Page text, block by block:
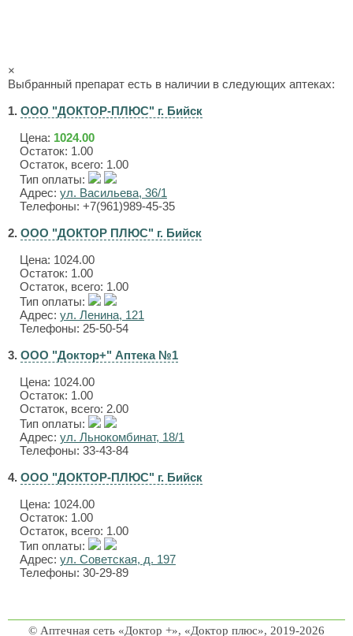
×
Выбранный препарат есть в наличии в следующих аптеках:
1. ООО "ДОКТОР-ПЛЮС" г. Бийск
Цена: 1024.00
Остаток: 1.00
Остаток, всего: 1.00
Тип оплаты:
Адрес: ул. Васильева, 36/1
Телефоны: +7(961)989-45-35
2. ООО "ДОКТОР ПЛЮС" г. Бийск
Цена: 1024.00
Остаток: 1.00
Остаток, всего: 1.00
Тип оплаты:
Адрес: ул. Ленина, 121
Телефоны: 25-50-54
3. ООО "Доктор+" Аптека №1
Цена: 1024.00
Остаток: 1.00
Остаток, всего: 2.00
Тип оплаты:
Адрес: ул. Льнокомбинат, 18/1
Телефоны: 33-43-84
4. ООО "ДОКТОР-ПЛЮС" г. Бийск
Цена: 1024.00
Остаток: 1.00
Остаток, всего: 1.00
Тип оплаты:
Адрес: ул. Советская, д. 197
Телефоны: 30-29-89
© Аптечная сеть «Доктор +», «Доктор плюс», 2019-2026